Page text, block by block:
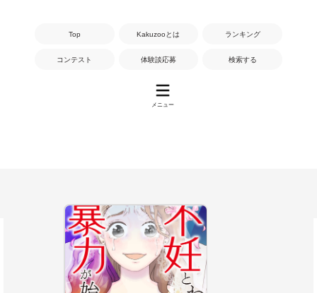
Top Kakuzooとは ランキング
コンテスト 体験談応募 検索する
メニュー